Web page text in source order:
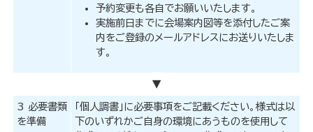
予約変更も各自でお願いいたします。
実施前日までに会場案内図等を添付したご案
内をご登録のメールアドレスにお送りいたしま
す。
▼
3 必要書類
を準備
「個人調書」に必要事項をご記載ください。様式は以
下のいずれかご自身の環境にあうものを使用して